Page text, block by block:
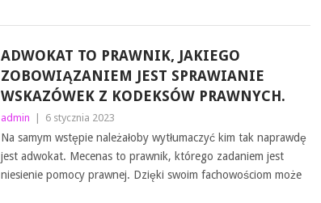
ADWOKAT TO PRAWNIK, JAKIEGO
ZOBOWIĄZANIEM JEST SPRAWIANIE
WSKAZÓWEK Z KODEKSÓW PRAWNYCH.
admin 6 stycznia 2023
Na samym wstępie należałoby wytłumaczyć kim tak naprawdę
jest adwokat. Mecenas to prawnik, którego zadaniem jest
niesienie pomocy prawnej. Dzięki swoim fachowościom może